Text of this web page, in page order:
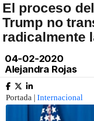
El proceso
Trump no
radicalmente
04-02-2020
Alejandra Rojas
Portada | Internacional